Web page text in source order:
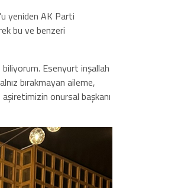
yeniden AK Parti
bu ve benzeri
Esenyurt inşallah
bırakmayan aileme,
aşiretimizin onursal başkanı